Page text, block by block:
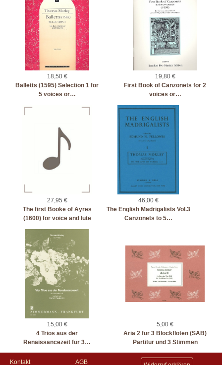
18,50 €
Balletts (1595) Selection 1 for
5 voices or…
19,80 €
First Book of Canzonets for 2
voices or…
27,95 €
The first Booke of Ayres
(1600) for voice and lute
46,00 €
The English Madrigalists Vol.3
Canzonets to 5…
15,00 €
4 Trios aus der
Renaissancezeit für 3…
5,00 €
Aria 2 für 3 Blockflöten (SAB)
Partitur und 3 Stimmen
Kontakt AGB